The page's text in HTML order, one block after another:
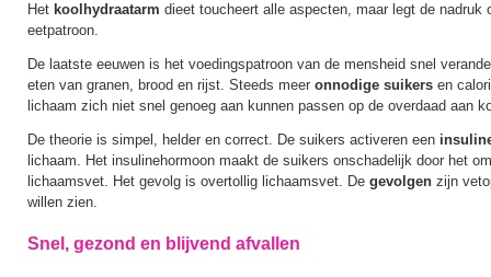
Het koolhydraatarm dieet toucheert alle aspecten, maar legt de nadruk
eetpatroon.
De laatste eeuwen is het voedingspatroon van de mensheid snel
eten van granen, brood en rijst. Steeds meer onnodige suikers en
lichaam zich niet snel genoeg aan kunnen passen op de overdaad aan
De theorie is simpel, helder en correct. De suikers activeren een
lichaam. Het insulinehormoon maakt de suikers onschadelijk door het
lichaamsvet. Het gevolg is overtollig lichaamsvet. De gevolgen zijn
willen zien.
Snel, gezond en blijvend afvallen